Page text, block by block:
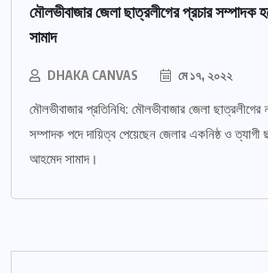
মৌলভীবাজার জেলা ছাত্রলীগের প্রচার সম্পাদক
সামাদ
DHAKA CANVAS মে ১৭, ২০২২
মৌলভীবাজার প্রতিনিধি: মৌলভীবাজার জেলা ছাত্রলীগের
সম্পাদক পদে দায়িত্ব পেয়েছেন জেলার একনিষ্ঠ ও ত্যাগী
আহমেদ সামাদ।